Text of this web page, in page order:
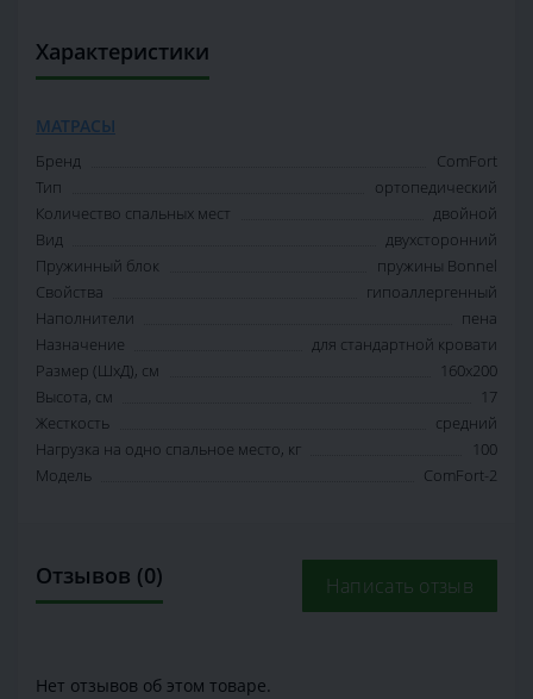
Характеристики
МАТРАСЫ
Бренд
ComFort
Тип
ортопедический
Количество спальных мест
двойной
Вид
двухсторонний
Пружинный блок
пружины Bonnel
Свойства
гипоаллергенный
Наполнители
пена
Назначение
для стандартной кровати
Размер (ШxД), см
160x200
Высота, см
17
Жесткость
средний
Нагрузка на одно спальное место, кг
100
Модель
ComFort-2
Отзывов (0) Написать отзыв
Нет отзывов об этом товаре.